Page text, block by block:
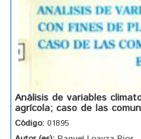
Análisis de variables
agrícola; caso de las
Código: 01895